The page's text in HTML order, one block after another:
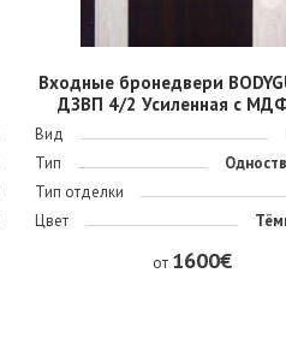
Входные бронедвери
ДЗВП 4/2 Усиленная с
Вид
Тип
Тип отделки
Цвет
от 1600€